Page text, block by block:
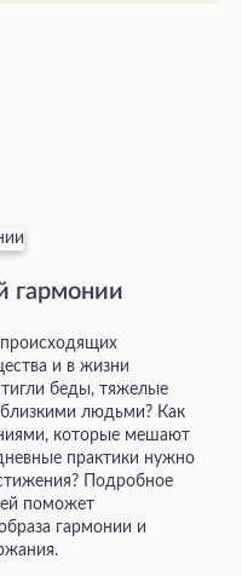
гармонии
и в жизни
беды, тяжелые
людьми? Как
которые мешают
практики нужно
Подробное
поможет
гармонии и